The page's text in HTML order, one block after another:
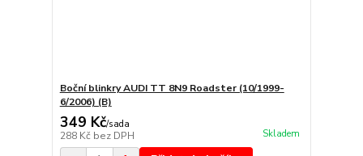
Boční blinkry AUDI TT 8N9 Roadster (10/1999-
6/2006) (B)
349 Kč/sada
288 Kč bez DPH Skladem